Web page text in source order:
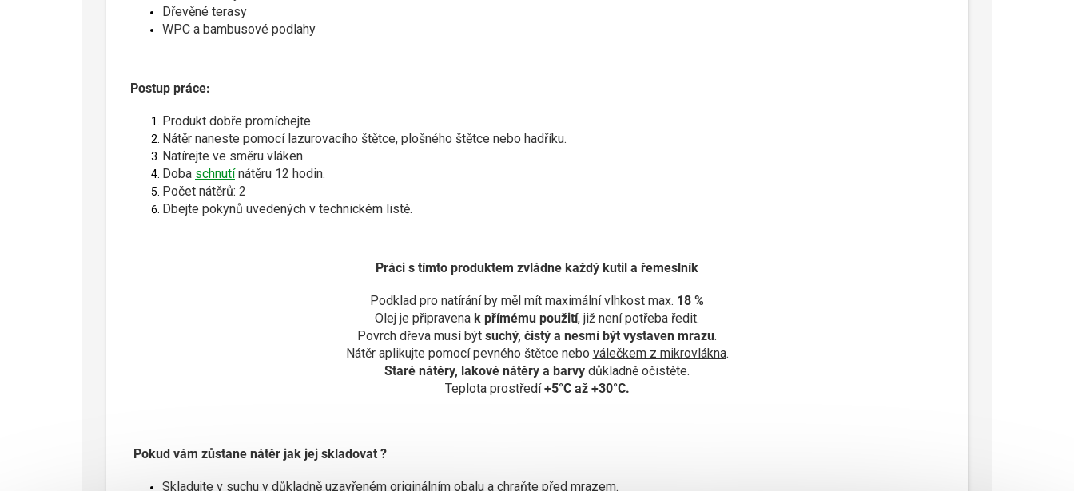
Dřevěné terasy
WPC a bambusové podlahy
Postup práce:
Produkt dobře promíchejte.
Nátěr naneste pomocí lazurovacího štětce, plošného štětce nebo hadříku.
Natírejte ve směru vláken.
Doba schnutínátěru 12 hodin.
Počet nátěrů: 2
Dbejte pokynů uvedených v technickém listě.
Práci s tímto produktem zvládne každý kutil a řemeslník
Podklad pro natírání by měl mít maximální vlhkost max. 18 %
Olej je připravena k přímému použití, již není potřeba ředit.
Povrch dřeva musí být suchý, čistý a nesmí být vystaven mrazu.
Nátěr aplikujte pomocí pevného štětce nebo válečkem z mikrovlákna.
Staré nátěry, lakové nátěry a barvy důkladně očistěte.
Teplota prostředí+5°C až +30°C.
Pokud vám zůstane nátěr jak jej skladovat ?
Skladujte v suchu v důkladně uzavřeném originálním obalu a chraňte před mrazem.